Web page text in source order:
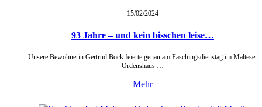
15/02/2024
93 Jahre – und kein bisschen leise…
Unsere Bewohnerin Gertrud Bock feierte genau am Faschingsdienstag im Malteser
Ordenshaus …
Mehr